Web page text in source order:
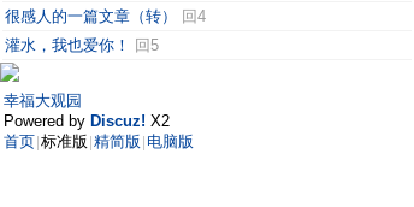
很感人的一篇文章（转）
回4
灌水，我也爱你！
回5
幸福大观园
Powered by Discuz! X2
首页 标准版 精简版 电脑版